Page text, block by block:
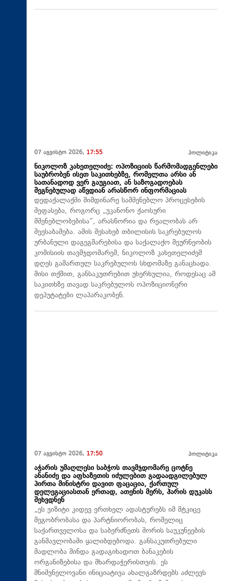
07 აგვისტო 2026, 17:55 პოლიტიკა
ნიკოლოზ კახეთელიძე: ოპოზიციის წარმომადგენლები
საუბრობენ ისეთ საკითხებზე, რომელთა არსი ან
სათანადოდ ვერ გაუგიათ, ან საზოგადოებას
შეგნებულად აწვდიან არასწორ ინფორმაციას
დედაქალაქში მიმდინარე სამშენებლო პროცესების
შეფასება, როგორც „უკანონო ქაოსური
მშენებლობებისა“, არასწორია და რეალობას არ
შეესაბამება. ამის შესახებ თბილისის საკრებულოს
ურბანული დაგეგმარებისა და საქალაქო მეურნეობის
კომისიის თავმჯდომარემ, ნიკოლოზ კახეთელიძემ
დღეს გამართულ საკრებულოს სხდომაზე განაცხადა.
მისი თქმით, განსაკუთრებით უხერხულია, როდესაც ამ
საკითხზე თავად საკრებულოს ოპოზიციონერი
დეპუტატები ლაპარაკობენ.
07 აგვისტო 2026, 17:50 პოლიტიკა
აჭარის უმაღლესი საბჭოს თავმჯდომარე ცოტნე
ანანიძე და აფხაზეთის იძულებით გადაადგილებულ
პირთა მინისტრი დავით ფაცაცია, ქართულ
დელეგაციასთან ერთად, ათენის მერს, ჰარის დუკასს
შეხვდნენ
„ეს ვიზიტი კიდევ ერთხელ ადასტურებს იმ მტკიცე
მეგობრობასა და პარტნიორობას, რომელიც
საქართველოსა და საბერძნეთს შორის საუკუნეების
განმავლობაში ყალიბდებოდა. განსაკუთრებული
მადლობა მინდა გადაგიხადოთ ბანაკების
ორგანიზებისა და მხარდაჭერისთვის. ეს
მნიშვნელოვანი ინიციატივა ახალგაზრდებს აძლევს